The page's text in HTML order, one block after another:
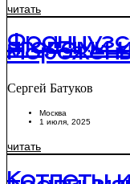
читать
ягодами
Сергей Батуков
Москва
1 июля, 2025
читать